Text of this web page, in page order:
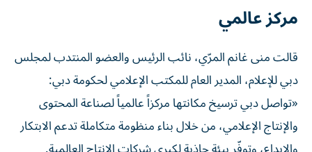
مركز عالمي
قالت منى غانم المرّي، نائب الرئيس والعضو المنتدب لمجلس
دبي للإعلام، المدير العام للمكتب الإعلامي لحكومة دبي:
«تواصل دبي ترسيخ مكانتها مركزاً عالمياً لصناعة المحتوى
والإنتاج الإعلامي، من خلال بناء منظومة متكاملة تدعم الابتكار